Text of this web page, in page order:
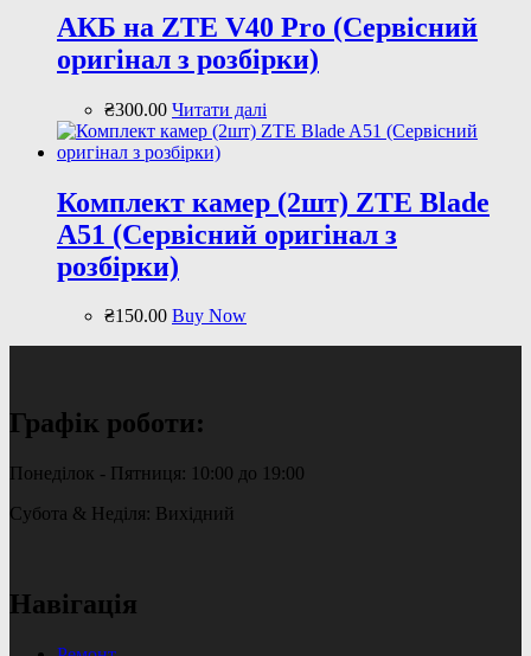
АКБ на ZTE V40 Pro (Сервісний
оригінал з розбірки)
₴300.00 Читати далі
Комплект камер (2шт) ZTE Blade
A51 (Сервісний оригінал з
розбірки)
₴150.00 Buy Now
Графік роботи:
Понеділок - Пятниця: 10:00 до 19:00
Субота & Неділя: Вихідний
Навігація